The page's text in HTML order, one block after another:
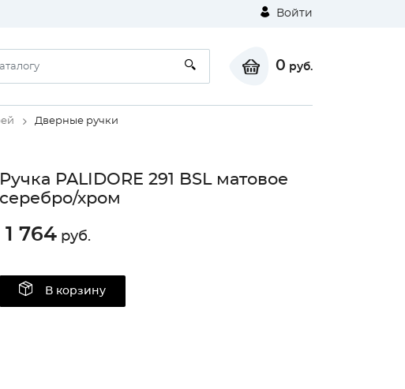
Войти
0 руб.
Дверные ручки
Ручка PALIDORE 291 BSL матовое
серебро/хром
1 764руб.
В корзину